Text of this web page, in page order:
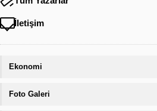
İletişim
Ekonomi
Foto Galeri